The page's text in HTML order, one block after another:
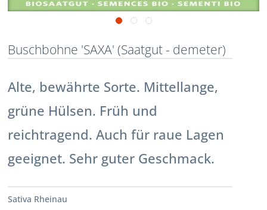
Buschbohne 'SAXA' (Saatgut - demeter)
Alte, bewährte Sorte. Mittellange,
grüne Hülsen. Früh und
reichtragend. Auch für raue Lagen
geeignet. Sehr guter Geschmack.
Sativa Rheinau